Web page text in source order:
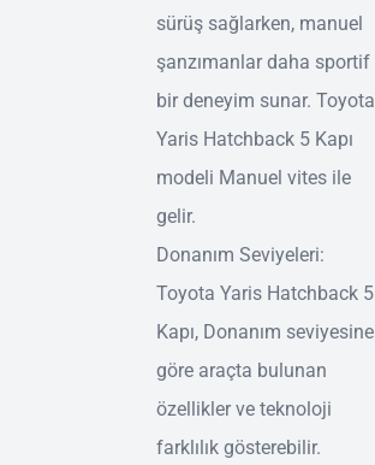
sürüş sağlarken, manuel
şanzımanlar daha sportif
bir deneyim sunar. Toyota
Yaris Hatchback 5 Kapı
modeli Manuel vites ile
gelir.
Donanım Seviyeleri:
Toyota Yaris Hatchback 5
Kapı, Donanım seviyesine
göre araçta bulunan
özellikler ve teknoloji
farklılık gösterebilir.